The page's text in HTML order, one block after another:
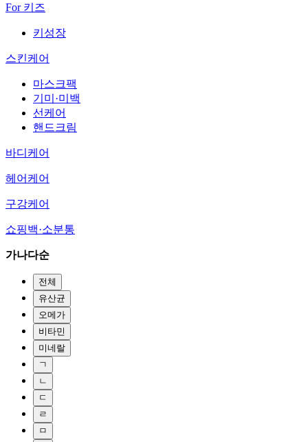
For 키즈
키성장
스킨케어
마스크팩
기미·미백
선케어
핸드크림
바디케어
헤어케어
구강케어
쇼핑백·소분통
가나다순
전체
유산균
오메가
비타민
미네랄
ㄱ
ㄴ
ㄷ
ㄹ
ㅁ